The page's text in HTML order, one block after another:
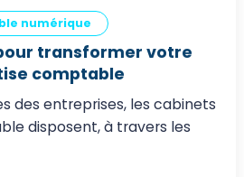
numérique
transformer votre
comptable
des entreprises, les cabinets
disposent, à travers les